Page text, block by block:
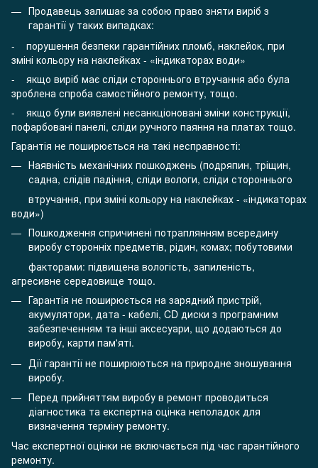
Продавець залишає за собою право зняти виріб з
гарантії у таких випадках:
- порушення безпеки гарантійних пломб, наклейок, при
зміні кольору на наклейках - «індикаторах води»
- якщо виріб має сліди стороннього втручання або була
зроблена спроба самостійного ремонту, тощо.
- якщо були виявлені несанкціоновані зміни конструкції,
пофарбовані панелі, сліди ручного паяння на платах тощо.
Гарантія не поширюється на такі несправності:
Наявність механічних пошкоджень (подряпин, тріщин,
садна, слідів падіння, сліди вологи, сліди стороннього
втручання, при зміні кольору на наклейках - «індикаторах
води»)
Пошкодження спричинені потраплянням всередину
виробу сторонніх предметів, рідин, комах; побутовими
факторами: підвищена вологість, запиленість,
агресивне середовище тощо.
Гарантія не поширюється на зарядний пристрій,
акумулятори, дата - кабелі, CD диски з програмним
забезпеченням та інші аксесуари, що додаються до
виробу, карти пам'яті.
Дії гарантії не поширюються на природне зношування
виробу.
Перед прийняттям виробу в ремонт проводиться
діагностика та експертна оцінка неполадок для
визначення терміну ремонту.
Час експертної оцінки не включається під час гарантійного
ремонту.